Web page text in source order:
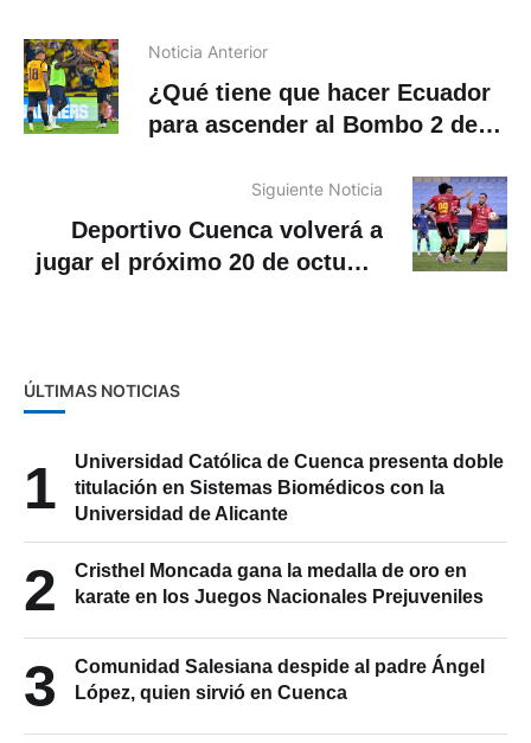
Noticia Anterior
¿Qué tiene que hacer Ecuador
para ascender al Bombo 2 del
Siguiente Noticia
Deportivo Cuenca volverá a
jugar el próximo 20 de octubre
ÚLTIMAS NOTICIAS
1
Universidad Católica de Cuenca presenta doble
titulación en Sistemas Biomédicos con la
Universidad de Alicante
2
Cristhel Moncada gana la medalla de oro en
karate en los Juegos Nacionales Prejuveniles
3
Comunidad Salesiana despide al padre Ángel
López, quien sirvió en Cuenca